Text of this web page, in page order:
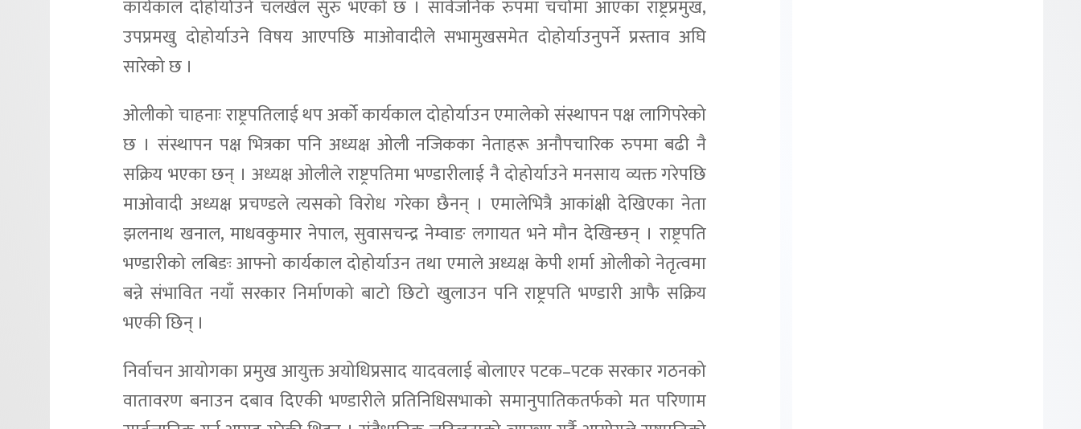
कार्यकाल दोहोर्याउने चलखेल सुरु भएको छ । सार्वजनिक रुपमा चर्चामा आएका राष्ट्रप्रमुख,
उपप्रमखु दोहोर्याउने विषय आएपछि माओवादीले सभामुखसमेत दोहोर्याउनुपर्ने प्रस्ताव अघि
सारेको छ ।
ओलीको चाहनाः राष्ट्रपतिलाई थप अर्को कार्यकाल दोहोर्याउन एमालेको संस्थापन पक्ष लागिपरेको
छ । संस्थापन पक्ष भित्रका पनि अध्यक्ष ओली नजिकका नेताहरू अनौपचारिक रुपमा बढी नै
सक्रिय भएका छन् । अध्यक्ष ओलीले राष्ट्रपतिमा भण्डारीलाई नै दोहोर्याउने मनसाय व्यक्त गरेपछि
माओवादी अध्यक्ष प्रचण्डले त्यसको विरोध गरेका छैनन् । एमालेभित्रै आकांक्षी देखिएका नेता
झलनाथ खनाल, माधवकुमार नेपाल, सुवासचन्द्र नेम्वाङ लगायत भने मौन देखिन्छन् । राष्ट्रपति
भण्डारीको लबिङः आफ्नो कार्यकाल दोहोर्याउन तथा एमाले अध्यक्ष केपी शर्मा ओलीको नेतृत्वमा
बन्ने संभावित नयाँ सरकार निर्माणको बाटो छिटो खुलाउन पनि राष्ट्रपति भण्डारी आफै सक्रिय
भएकी छिन् ।
निर्वाचन आयोगका प्रमुख आयुक्त अयोधिप्रसाद यादवलाई बोलाएर पटक–पटक सरकार गठनको
वातावरण बनाउन दबाव दिएकी भण्डारीले प्रतिनिधिसभाको समानुपातिकतर्फको मत परिणाम